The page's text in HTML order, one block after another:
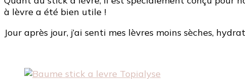
à lèvre a été bien utile !
Jour après jour, j’ai senti mes lèvres moins sèches,